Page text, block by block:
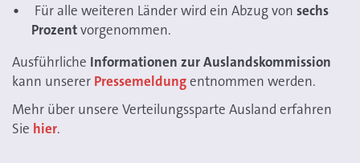
Für alle weiteren Länder wird ein Abzug von sechs
Prozentvorgenommen.
Ausführliche Informationen zur Auslandskommission
kann unserer Pressemeldungentnommen werden.
Mehr über unsere Verteilungssparte Ausland erfahren
Sie hier.